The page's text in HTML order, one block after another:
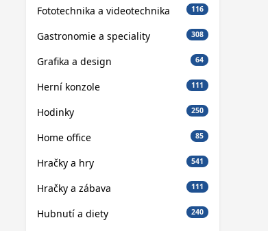
Fototechnika a videotechnika 116
Gastronomie a speciality 308
Grafika a design 64
Herní konzole 111
Hodinky 250
Home office 85
Hračky a hry 541
Hračky a zábava 111
Hubnutí a diety 240